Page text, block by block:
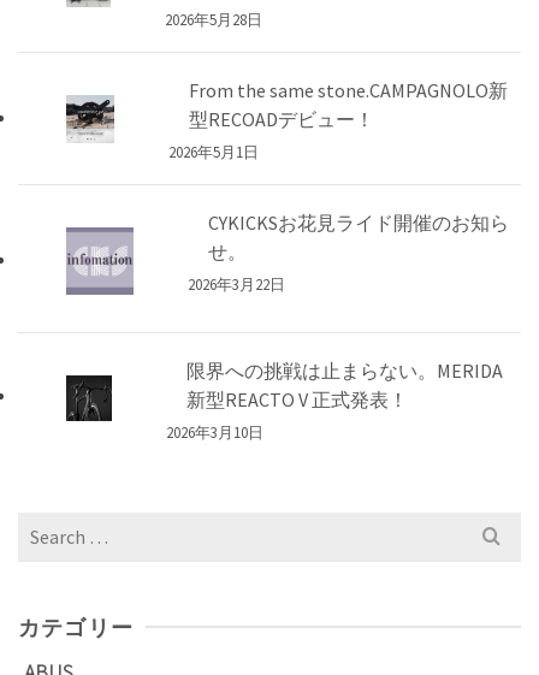
2026年5月28日
From the same stone.CAMPAGNOLO新
型RECOADデビュー！
2026年5月1日
CYKICKSお花見ライド開催のお知ら
せ。
2026年3月22日
限界への挑戦は止まらない。MERIDA
新型REACTO V 正式発表！
2026年3月10日
Search
カテゴリー